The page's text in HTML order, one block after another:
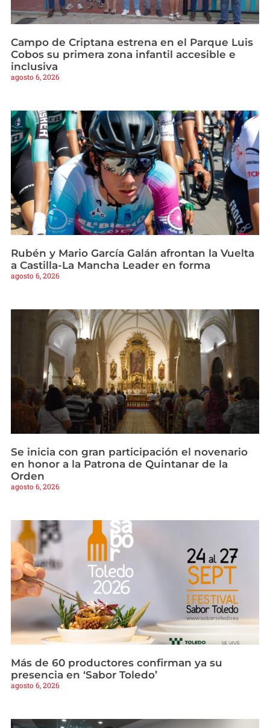
Campo de Criptana estrena en el Parque Luis
Cobos su primera zona infantil accesible e
inclusiva
agosto 6, 2026
Rubén y Mario García Galán afrontan la Vuelta
a Castilla-La Mancha Leader en forma
agosto 6, 2026
Se inicia con gran participación el novenario
en honor a la Patrona de Quintanar de la
Orden
agosto 6, 2026
Más de 60 productores confirman ya su
presencia en ‘Sabor Toledo’
agosto 6, 2026